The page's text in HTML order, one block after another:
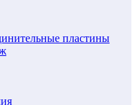
пластины